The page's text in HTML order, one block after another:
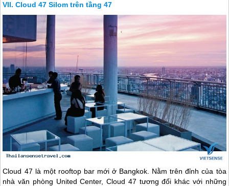
Cloud 47 Silom trên tầng 47
Cloud 47 là một rooftop bar mới ở Bangkok. Nằm trên đỉnh của tòa
nhà văn phòng United Center, Cloud 47 tương đối khác với những